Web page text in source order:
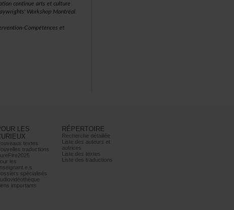
Compétenceset
RÉPERTOIRE
Recherchedétaillée
Listedesauteurset
autrices
Listedestextes
Listedestraductions